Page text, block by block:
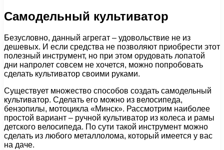
Самодельный культиватор
Безусловно, данный агрегат – удовольствие не из
дешевых. И если средства не позволяют приобрести этот
полезный инструмент, но при этом орудовать лопатой
дни напролет совсем не хочется, можно попробовать
сделать культиватор своими руками.
Существует множество способов создать самодельный
культиватор. Сделать его можно из велосипеда,
бензопилы, мотоцикла «Минск». Рассмотрим наиболее
простой вариант – ручной культиватор из колеса и рамы
детского велосипеда. По сути такой инструмент можно
сделать из любого металлолома, который имеется у вас
на даче.